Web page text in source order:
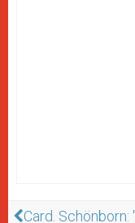
Card.